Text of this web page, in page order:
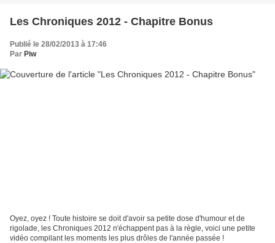
Les Chroniques 2012 - Chapitre Bonus
Publié le 28/02/2013 à 17:46
Par Piw
Oyez, oyez ! Toute histoire se doit d'avoir sa petite dose d'humour et de
rigolade, les Chroniques 2012 n'échappent pas à la règle, voici une petite
vidéo compilant les moments les plus drôles de l'année passée !